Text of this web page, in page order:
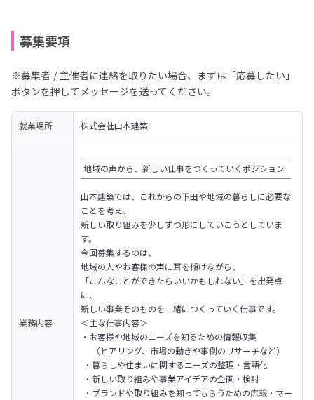
募集要項
※募集者 / 主催者に連絡を取りたい場合、まずは「応募したい」
ボタンを押してメッセージを送ってください。
就業場所 株式会社山本建築
業務内容
￣￣￣￣￣￣￣￣￣￣￣￣￣￣￣￣￣￣￣￣￣￣￣￣￣
山本建築では、これからの下田や地域の暮らしに必要な
ことを考え、
新しい取り組みを少しずつ形にしていこうとしていま
す。
今回募集するのは、
地域の人やお客様の声に耳を傾けながら、
「こんなことができたらいいかもしれない」を出発点
に、
新しい事業そのものを一緒につくっていく仕事です。
＜主な仕事内容＞
・お客様や地域のニーズを知るための情報収集